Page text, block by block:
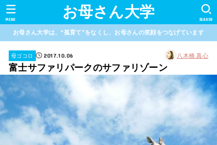
お母さん大学 SEARCH
MENU
お母さん大学は、“孤育て”をなくし、お母さんの笑顔をつなげています
母ゴコロ 2017.10.06 八木橋 真心
富士サファリパークのサファリゾーン